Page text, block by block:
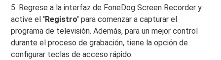
5. Regrese a la interfaz de FoneDog Screen Recorder y
active el 'Registro' para comenzar a capturar el
programa de televisión. Además, para un mejor control
durante el proceso de grabación, tiene la opción de
configurar teclas de acceso rápido.